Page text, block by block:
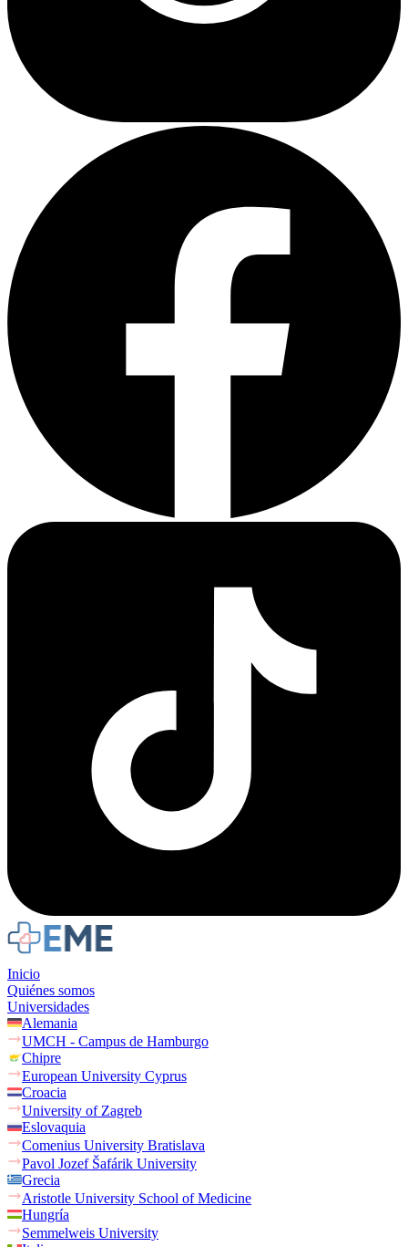
Inicio
Quiénes somos
Universidades
Alemania
UMCH - Campus de Hamburgo
Chipre
European University Cyprus
Croacia
University of Zagreb
Eslovaquia
Comenius University Bratislava
Pavol Jozef Šafárik University
Grecia
Aristotle University School of Medicine
Hungría
Semmelweis University